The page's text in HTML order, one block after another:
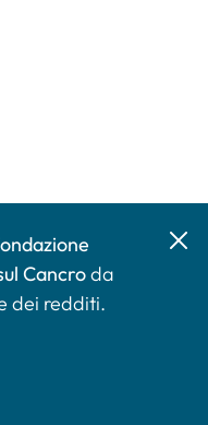
Cancroda
dei redditi.